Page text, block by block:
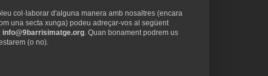
col·laborar d'alguna manera amb nosaltres (encara
una secta xunga) podeu adreçar-vos al següent
info@9barrisimatge.org. Quan bonament podrem us
(o no).